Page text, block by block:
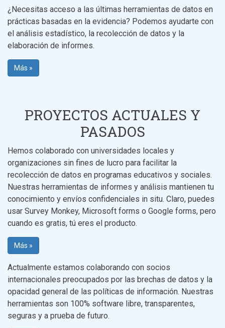
¿Necesitas acceso a las últimas herramientas de datos en
prácticas basadas en la evidencia? Podemos ayudarte con
el análisis estadístico, la recolección de datos y la
elaboración de informes.
Más »
PROYECTOS ACTUALES Y
PASADOS
Hemos colaborado con universidades locales y
organizaciones sin fines de lucro para facilitar la
recolección de datos en programas educativos y sociales.
Nuestras herramientas de informes y análisis mantienen tu
conocimiento y envíos confidenciales in situ. Claro, puedes
usar Survey Monkey, Microsoft forms o Google forms, pero
cuando es gratis, tú eres el producto.
Más »
Actualmente estamos colaborando con socios
internacionales preocupados por las brechas de datos y la
opacidad general de las políticas de información. Nuestras
herramientas son 100% software libre, transparentes,
seguras y a prueba de futuro.